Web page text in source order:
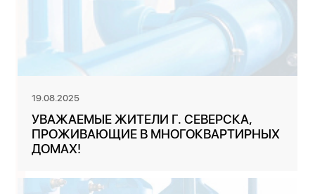
19.08.2025
УВАЖАЕМЫЕ ЖИТЕЛИ Г. СЕВЕРСКА,
ПРОЖИВАЮЩИЕ В МНОГОКВАРТИРНЫХ
ДОМАХ!